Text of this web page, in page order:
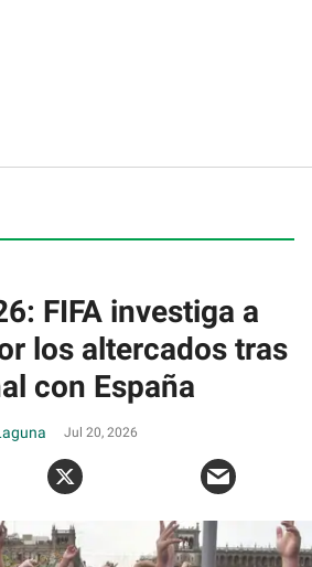
FIFA investiga a
los altercados tras
con España
Jul 20, 2026